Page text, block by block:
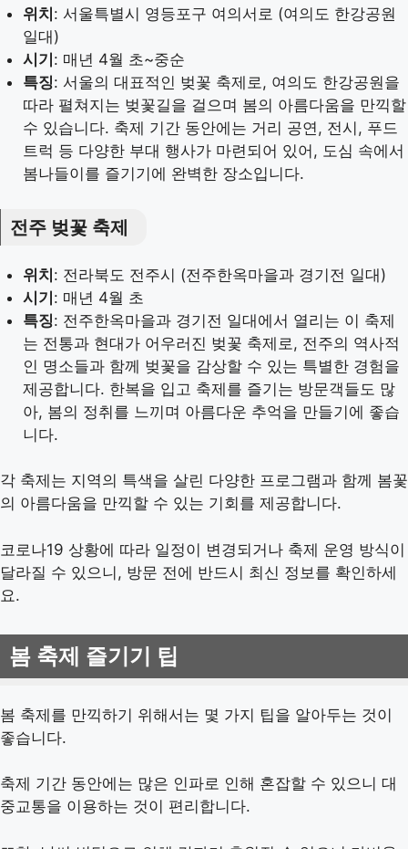
위치 : 서울특별시 영등포구 여의서로 (여의도 한강공원
일대)
시기 : 매년 4월 초~중순
특징: 서울의 대표적인 벚꽃 축제로, 여의도 한강공원을
따라 펼쳐지는 벚꽃길을 걸으며 봄의 아름다움을 만끽할
수 있습니다. 축제 기간 동안에는 거리 공연, 전시, 푸드
트럭 등 다양한 부대 행사가 마련되어 있어, 도심 속에서
봄나들이를 즐기기에 완벽한 장소입니다.
전주 벚꽃 축제
위치: 전라북도 전주시 (전주한옥마을과 경기전 일대)
시기: 매년 4월 초
특징: 전주한옥마을과 경기전 일대에서 열리는 이 축제
는 전통과 현대가 어우러진 벚꽃 축제로, 전주의 역사적
인 명소들과 함께 벚꽃을 감상할 수 있는 특별한 경험을
제공합니다. 한복을 입고 축제를 즐기는 방문객들도 많
아, 봄의 정취를 느끼며 아름다운 추억을 만들기에 좋습
니다.
각 축제는 지역의 특색을 살린 다양한 프로그램과 함께 봄꽃
의 아름다움을 만끽할 수 있는 기회를 제공합니다.
코로나19 상황에 따라 일정이 변경되거나 축제 운영 방식이
달라질 수 있으니, 방문 전에 반드시 최신 정보를 확인하세
요.
봄 축제 즐기기 팁
봄 축제를 만끽하기 위해서는 몇 가지 팁을 알아두는 것이
좋습니다.
축제 기간 동안에는 많은 인파로 인해 혼잡할 수 있으니 대
중교통을 이용하는 것이 편리합니다.